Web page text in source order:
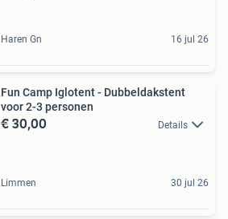
Haren Gn 16 jul 26
Fun Camp Iglotent - Dubbeldakstent
voor 2-3 personen
€ 30,00 Details
Limmen 30 jul 26